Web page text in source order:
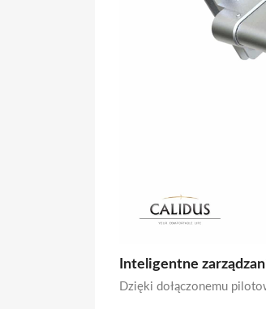
Inteligentne
Dzięki dołączonemu